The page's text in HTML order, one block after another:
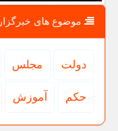
موضوع های
دولت مجلس
حكم آموزش